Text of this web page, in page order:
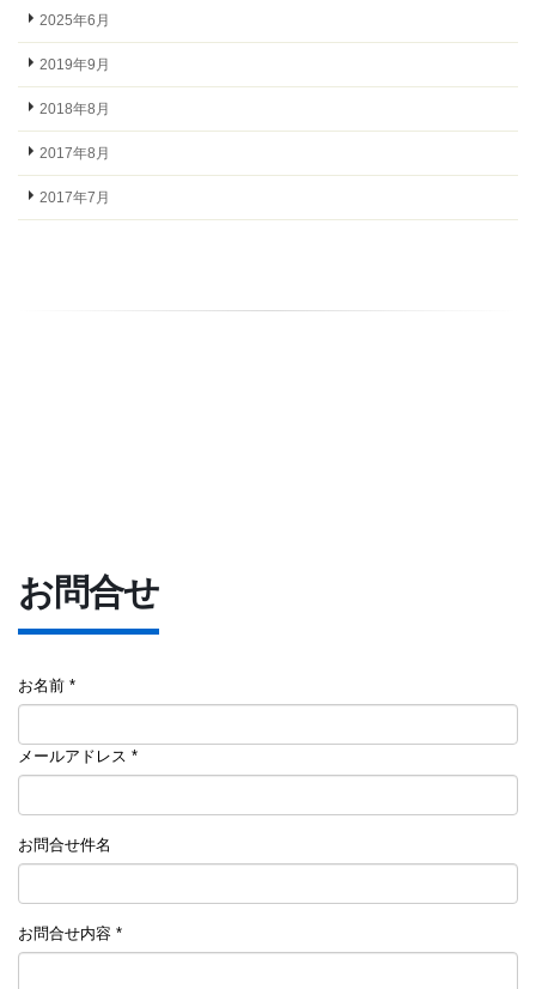
2025年6月
2019年9月
2018年8月
2017年8月
2017年7月
お問合せ
お名前 *
メールアドレス *
お問合せ件名
お問合せ内容 *